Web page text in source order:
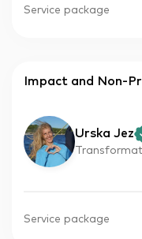
Service package
Impact and Non-
Urska Jez
Service package